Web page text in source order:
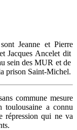
Jeanne et Pierre
Jacques Ancelet dit
sein des MUR et de
prison Saint-Michel.
commune mesure
toulousaine a connu
répression qui ne va